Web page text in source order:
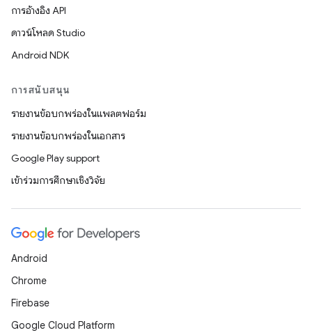
การอ้างอิง API
ดาวน์โหลด Studio
Android NDK
การสนับสนุน
รายงานข้อบกพร่องในแพลตฟอร์ม
รายงานข้อบกพร่องในเอกสาร
Google Play support
เข้าร่วมการศึกษาเชิงวิจัย
Android
Chrome
Firebase
Google Cloud Platform